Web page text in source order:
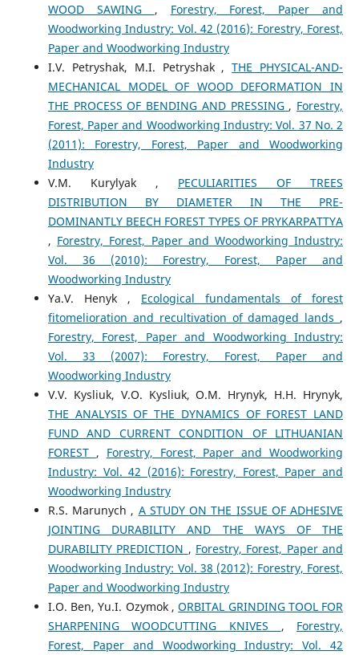
WOOD SAWING , Forestry, Forest, Paper and
Woodworking Industry: Vol. 42 (2016): Forestry, Forest,
Paper and Woodworking Industry
I.V. Petryshak, M.I. Petryshak ,THE PHYSICAL-AND-
MECHANICAL MODEL OF WOOD DEFORMATION IN
THE PROCESS OF BENDING AND PRESSING , Forestry,
Forest, Paper and Woodworking Industry: Vol. 37 No. 2
(2011): Forestry, Forest, Paper and Woodworking
Industry
V.M. Kurylyak , PECULIARITIES OF TREES
DISTRIBUTION BY DIAMETER IN THE PRE-
DOMINANTLY BEECH FOREST TYPES OF PRYKARPATTYA
, Forestry, Forest, Paper and Woodworking Industry:
Vol. 36 (2010): Forestry, Forest, Paper and
Woodworking Industry
Yа.V. Henyk , Ecological fundamentals of forest
fitomelioration and recultivation of damaged lands ,
Forestry, Forest, Paper and Woodworking Industry:
Vol. 33 (2007): Forestry, Forest, Paper and
Woodworking Industry
V.V. Kysliuk, V.O. Kysliuk, O.M. Hrynyk, H.H. Hrynyk,
THE ANALYSIS OF THE DYNAMICS OF FOREST LAND
FUND AND CURRENT CONDITION OF LITHUANIAN
FOREST , Forestry, Forest, Paper and Woodworking
Industry: Vol. 42 (2016): Forestry, Forest, Paper and
Woodworking Industry
R.S. Marunych , A STUDY ON THE ISSUE OF ADHESIVE
JOINTING DURABILITY AND THE WAYS OF THE
DURABILITY PREDICTION , Forestry, Forest, Paper and
Woodworking Industry: Vol. 38 (2012): Forestry, Forest,
Paper and Woodworking Industry
І.О. Ben, Yu.І. Ozymok ,ORBITAL GRINDING TOOL FOR
SHARPENING WOODCUTTING KNIVES , Forestry,
Forest, Paper and Woodworking Industry: Vol. 42